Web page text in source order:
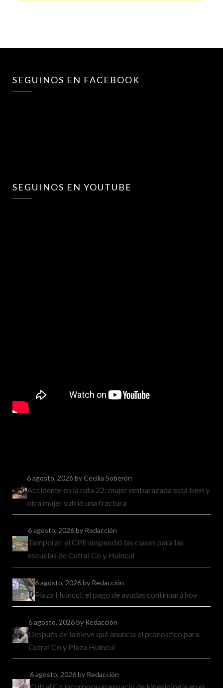
SEGUINOS EN FACEBOOK
SEGUINOS EN YOUTUBE
6 agosto, 2026by Cecilia Soberón
Accidente en la ruta 22: mujer embarazada está bien y
otra mujer sufrió una fractura
6 agosto, 2026by Redacción
Temporal: el CPE suspendió las clases para las
escuelas de Cutral Co y Huincul
6 agosto, 2026by Redacción
Plaza Huincul: el pago de ayudas continuará hoy
6 agosto, 2026by Redacción
Después de la nieve qué anuncia el pronóstico para
Cutral Co y Plaza Huincul
6 agosto, 2026by Redacción